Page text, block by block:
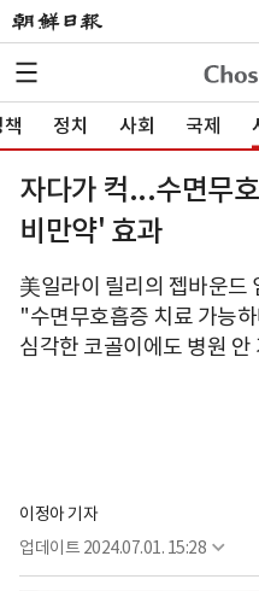
정치 사회 국제
자다가 컥...수면무
비만약' 효과
美일라이 릴리의 젭바운드
"수면무호흡증 치료 가능
심각한 코골이에도 병원 안
이정아 기자
업데이트 2024.07.01. 15:28